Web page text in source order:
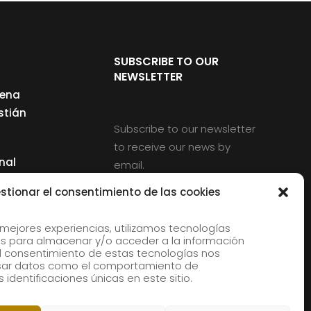
el consentimiento de las cookies
experiencias, utilizamos tecnologías
para almacenar y/o acceder a la información
consentimiento de estas tecnologías nos
datos como el comportamiento de
identificaciones únicas en este sitio.
SUBSCRIBE TO OUR
NEWSLETTER
Subscribe to our newsletter
to receive our news by
email.